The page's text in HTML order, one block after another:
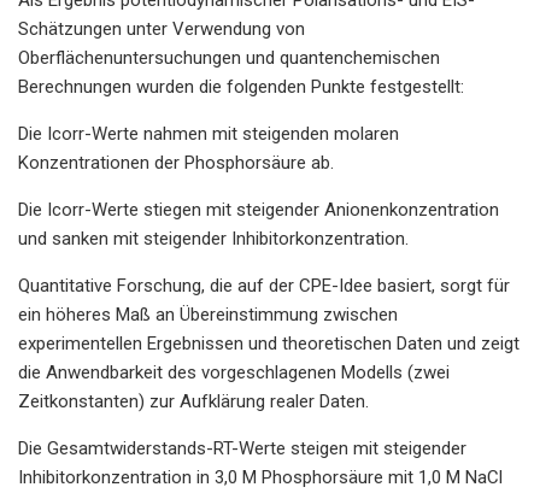
Schätzungen unter Verwendung von
Oberflächenuntersuchungen und quantenchemischen
Berechnungen wurden die folgenden Punkte festgestellt:
Die Icorr-Werte nahmen mit steigenden molaren
Konzentrationen der Phosphorsäure ab.
Die Icorr-Werte stiegen mit steigender Anionenkonzentration
und sanken mit steigender Inhibitorkonzentration.
Quantitative Forschung, die auf der CPE-Idee basiert, sorgt für
ein höheres Maß an Übereinstimmung zwischen
experimentellen Ergebnissen und theoretischen Daten und zeigt
die Anwendbarkeit des vorgeschlagenen Modells (zwei
Zeitkonstanten) zur Aufklärung realer Daten.
Die Gesamtwiderstands-RT-Werte steigen mit steigender
Inhibitorkonzentration in 3,0 M Phosphorsäure mit 1,0 M NaCl